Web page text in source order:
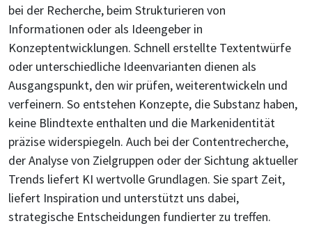
bei der Recherche, beim Strukturieren von
Informationen oder als Ideengeber in
Konzeptentwicklungen. Schnell erstellte Textentwürfe
oder unterschiedliche Ideenvarianten dienen als
Ausgangspunkt, den wir prüfen, weiterentwickeln und
verfeinern. So entstehen Konzepte, die Substanz haben,
keine Blindtexte enthalten und die Markenidentität
präzise widerspiegeln. Auch bei der Contentrecherche,
der Analyse von Zielgruppen oder der Sichtung aktueller
Trends liefert KI wertvolle Grundlagen. Sie spart Zeit,
liefert Inspiration und unterstützt uns dabei,
strategische Entscheidungen fundierter zu treffen.